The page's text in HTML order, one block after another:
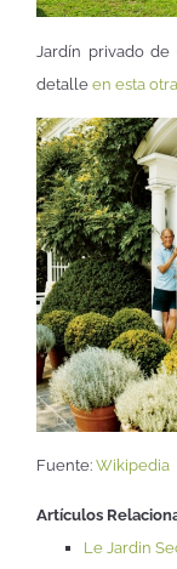
Jardín privado
detalle en esta
Fuente: Wikipedia
Artículos
Le Jardin